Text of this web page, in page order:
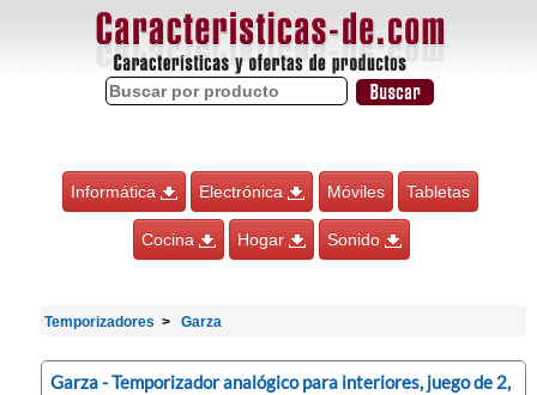
Informática Electrónica Móviles Tabletas
Cocina Hogar Sonido
Temporizadores Garza
Garza - Temporizador analógico para interiores, juego de 2,